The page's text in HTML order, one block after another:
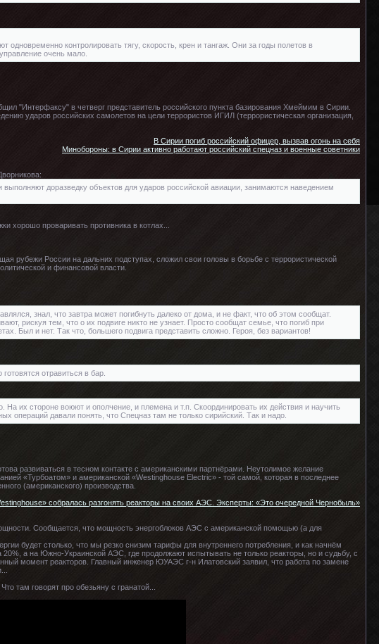
контролировать тягу, скорость, крен и тангаж. Они за годы полетов в
очень мало.
"Интерфаксу" в четверг представитель российского пункта базирования Хмеймим в Сирии.
ударов российских самолетов на цели террористов ИГИЛ (террористическая организация,
В Сирии погиб российский офицер, вызвав огонь на себя
Минобороны: в Сирии активно работают российский спецназ и военные советники
доразведку объектов для ударов российской авиации, занимаются наведением
хорошо проваривать противника в котлах...
рубежи России на дальних подступах, сложил свои головы в борьбе с террористической
и финансовой власти.
знал, что завтра может погибнуть далеко от дома, и не факт, что об этом сообщат.
рискуя тем, что о их подвиге никто не узнает. Просто сообщат семье, что погиб при
Был и нет. Так что, большего подвига представить сложно. Героя, без вариантов!
отравиться в бар.
их стороне воюют и ополчение, и племена и т.п. Скоординировать их действия и научить
операций давали понять, что Спецназ там не только сирийский. Так и надо.
развиваться в тесном контакте с американскими партнёрами. Неутолимое желание
«Турбоатом» и американской «Westinghouse Electric» - той самой, которая в последнее
(американского) производства.
собралась разгонять реакторы на своих АЭС. Эксперты: «Это очередной Чернобыль»
Сообщается, что мощность энергоблоков АЭС с американской помощью (а для
будет столько, что мы резко снизим тарифы для внутреннего потребления, и как начнём
а на Южно-Украинской АЭС, где продолжают испытывать не только реакторы, но и судьбу, с
момент реакторов. Главный инженер ЮУАЭС г-н Илатовский заявил, что работа по замене
там говорят про обезьяну с гранатой...